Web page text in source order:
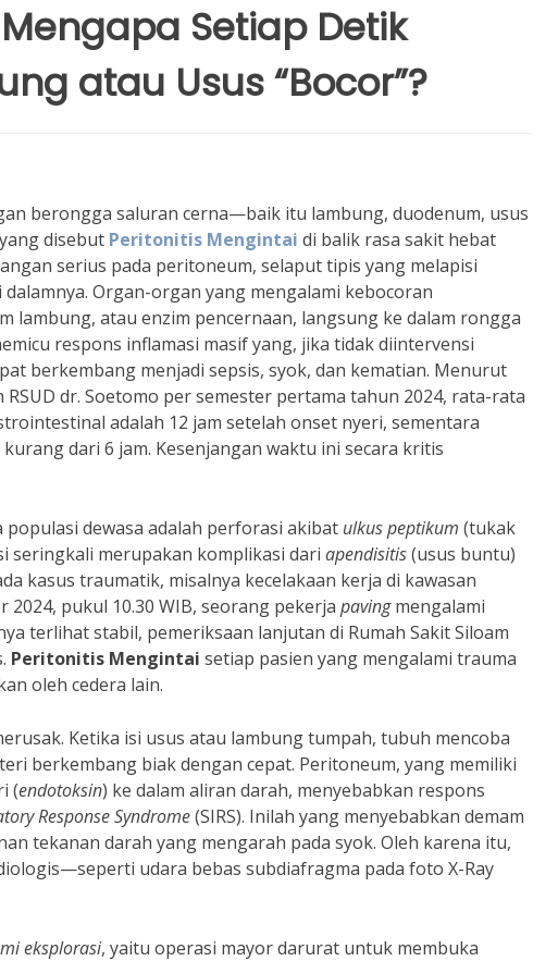
Setiap Detik
atau Usus “Bocor”?
berongga saluran cerna—baik itu lambung, duodenum, usus
disebut Peritonitis Mengintai di balik rasa sakit hebat
serius pada peritoneum, selaput tipis yang melapisi
Organ-organ yang mengalami kebocoran
lambung, atau enzim pencernaan, langsung ke dalam rongga
respons inflamasi masif yang, jika tidak diintervensi
berkembang menjadi sepsis, syok, dan kematian. Menurut
dr. Soetomo per semester pertama tahun 2024, rata-rata
adalah 12 jam setelah onset nyeri, sementara
dari 6 jam. Kesenjangan waktu ini secara kritis
dewasa adalah perforasi akibat ulkus peptikum (tukak
seringkali merupakan komplikasi dari apendisitis(usus buntu)
kasus traumatik, misalnya kecelakaan kerja di kawasan
pukul 10.30 WIB, seorang pekerja pavingmengalami
terlihat stabil, pemeriksaan lanjutan di Rumah Sakit Siloam
Peritonitis Mengintai setiap pasien yang mengalami trauma
oleh cedera lain.
Ketika isi usus atau lambung tumpah, tubuh mencoba
berkembang biak dengan cepat. Peritoneum, yang memiliki
(endotoksin) ke dalam aliran darah, menyebabkan respons
Response Syndrome(SIRS). Inilah yang menyebabkan demam
tekanan darah yang mengarah pada syok. Oleh karena itu,
udara bebas subdiafragma pada foto X-Ray
eksplorasi, yaitu operasi mayor darurat untuk membuka